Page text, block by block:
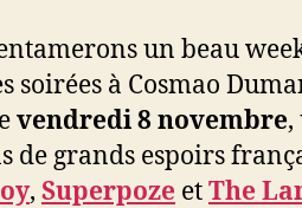
un beau
à Cosmao
vendredi 8 novembre,
de grands espoirs
, Superpoze etThe